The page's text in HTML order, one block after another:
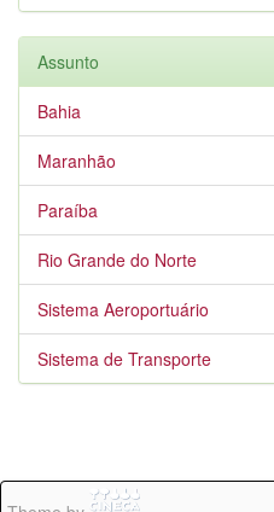
Assunto
Bahia
Maranhão
Paraíba
Rio Grande do Norte
Sistema Aeroportuário
Sistema de Transporte